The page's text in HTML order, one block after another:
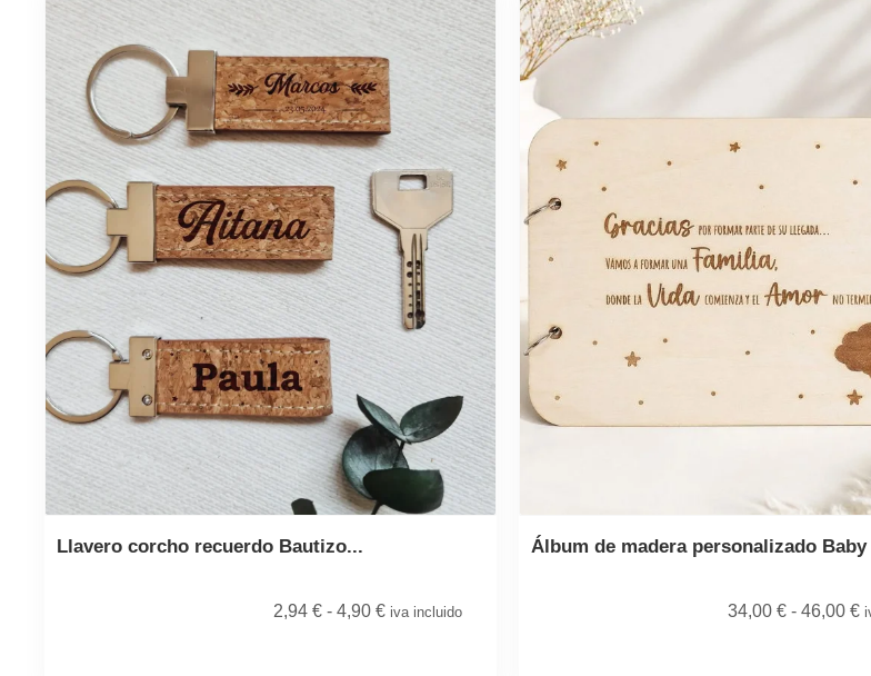
Llavero corcho recuerdo Bautizo...
2,94 € - 4,90 € iva incluido
Álbum de madera personalizado Baby
34,00 € - 46,00 €